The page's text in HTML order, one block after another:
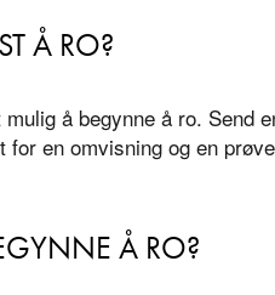
Å RO?
å begynne å ro. Send
en omvisning og en
Å RO?